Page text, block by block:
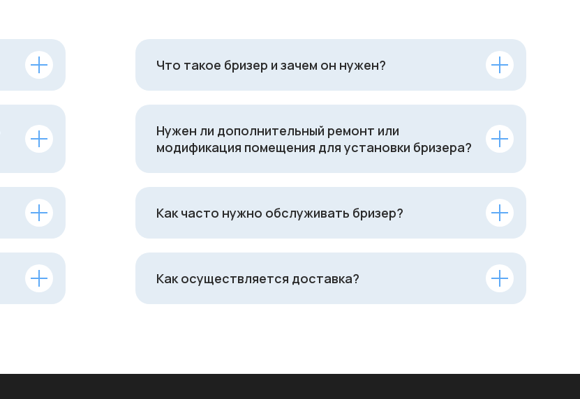
Что такое бризер и зачем он нужен?
Нужен ли дополнительный ремонт или
модификация помещения для установки бризера?
Как часто нужно обслуживать бризер?
Как осуществляется доставка?